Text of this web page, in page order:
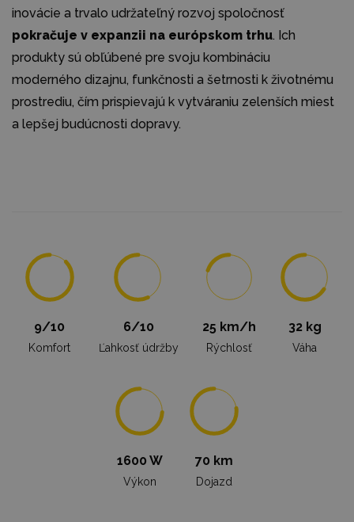
inovácie a trvalo udržateľný rozvoj spoločnosť
pokračuje v expanzii na európskom trhu. Ich
produkty sú obľúbené pre svoju kombináciu
moderného dizajnu, funkčnosti a šetrnosti k životnému
prostrediu, čím prispievajú k vytváraniu zelenších miest
a lepšej budúcnosti dopravy.
9/10
Komfort
6/10
Ľahkosť údržby
25 km/h
Rýchlosť
32 kg
Váha
1600 W
Výkon
70 km
Dojazd